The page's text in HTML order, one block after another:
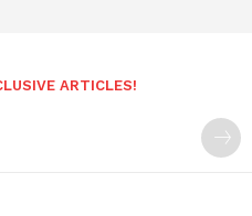
ARTICLES!